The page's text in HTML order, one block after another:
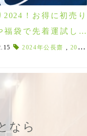
郡山でHIDA,ライフスタ
支小物,干支風呂敷 ,
2024！お得に初売り
福袋で先着運試しプ
トも♪2024年公長齋 , 2024年ぽれぽれ動物干支
なら